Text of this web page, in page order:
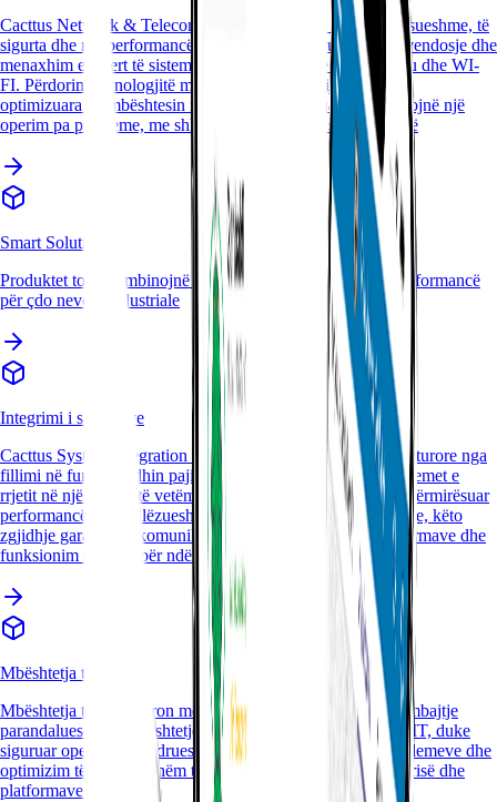
Cacttus Network & Telecommunications ofron lidhje të besueshme, të
sigurta dhe me performancë të lartë, duke siguruar dizajn, vendosje dhe
menaxhim ekspert të sistemeve të lidhjes, si me kabllo ashtu dhe WI-
FI. Përdorim teknologjitë më të fundit për të krijuar rrjete të
optimizuara që mbështesin nevojat e biznesit tuaj dhe sigurojnë një
operim pa probleme, me shkallëzueshmëri dhe siguri të lartë
Smart Solutions
Produktet tona kombinojnë inovacion, besueshmëri dhe performancë
për çdo nevojë industriale
Integrimi i sistemeve
Cacttus System Integration ofron zgjidhje të plota infrastrukturore nga
fillimi në fund që lidhin pajisjet hardware, softuerin dhe sistemet e
rrjetit në një mjedis të vetëm koheziv. Të dizajnuara për të përmirësuar
performancën, shkallëzueshmërinë dhe sigurinë e të dhënave, këto
zgjidhje garantojnë komunikim të pa ndërprerë midis platformave dhe
funksionim optimal për ndërmarrjet dhe institucionet.
Mbështetja teknike
Mbështetja teknike ofron monitorim të vazhdueshëm, mirëmbajtje
parandaluese dhe mbështetje teknike reaguese për sistemet IT, duke
siguruar operim të qëndrueshëm, zgjidhje të shpejtë të problemeve dhe
optimizim të vazhdueshëm të infrastrukturës, softuerit, sigurisë dhe
platformave Microsoft.